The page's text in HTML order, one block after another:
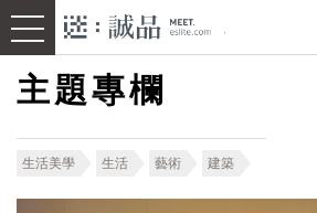
主題專欄
生活美學 生活 藝術 建築